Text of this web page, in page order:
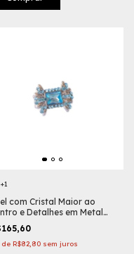
+1
com Cristal Maior ao
e Detalhes em Metal
Cristais
de R$82,80 sem juros